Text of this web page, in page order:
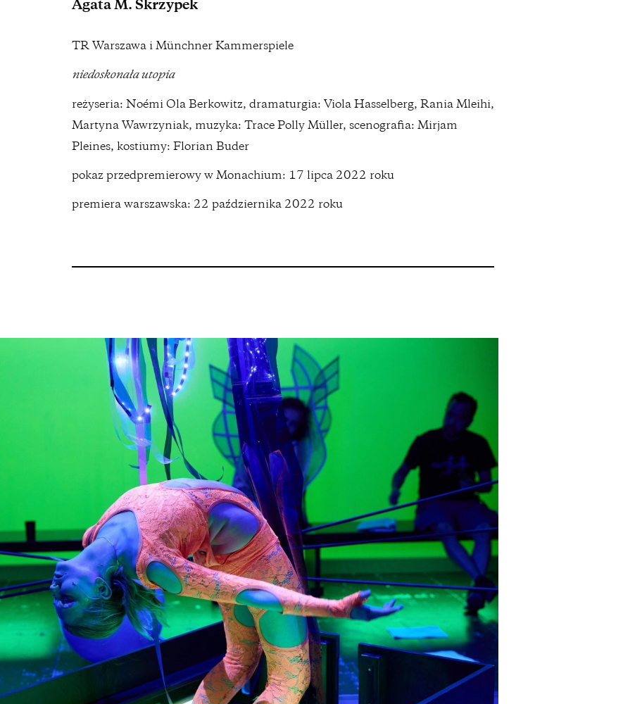
Agata M. Skrzypek
TR Warszawa i Münchner Kammerspiele
niedoskonała utopia
reżyseria: Noémi Ola Berkowitz, dramaturgia: Viola Hasselberg, Rania Mleihi,
Martyna Wawrzyniak, muzyka: Trace Polly Müller, scenografia: Mirjam
Pleines, kostiumy: Florian Buder
pokaz przedpremierowy w Monachium: 17 lipca 2022 roku
premiera warszawska: 22 października 2022 roku